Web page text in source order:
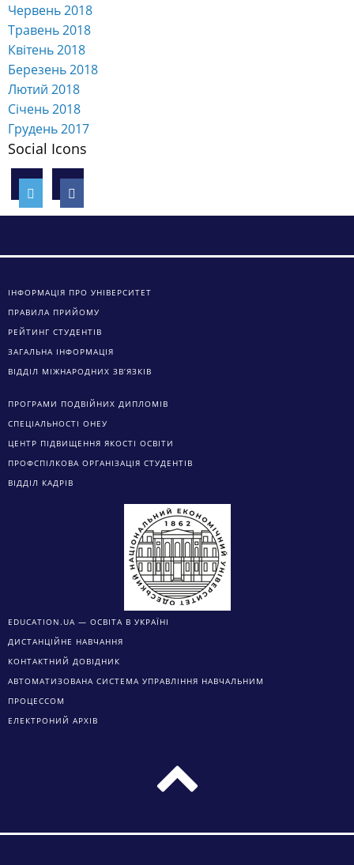
Червень 2018
Травень 2018
Квітень 2018
Березень 2018
Лютий 2018
Січень 2018
Грудень 2017
Social Icons
ІНФОРМАЦІЯ ПРО УНІВЕРСИТЕТ
ПРАВИЛА ПРИЙОМУ
РЕЙТИНГ СТУДЕНТІВ
ЗАГАЛЬНА ІНФОРМАЦІЯ
ВІДДІЛ МІЖНАРОДНИХ ЗВ’ЯЗКІВ
ПРОГРАМИ ПОДВІЙНИХ ДИПЛОМІВ
СПЕЦІАЛЬНОСТІ ОНЕУ
ЦЕНТР ПІДВИЩЕННЯ ЯКОСТІ ОСВІТИ
ПРОФСПІЛКОВА ОРГАНІЗАЦІЯ СТУДЕНТІВ
ВІДДІЛ КАДРІВ
EDUCATION.UA — ОСВІТА В УКРАЇНІ
ДИСТАНЦІЙНЕ НАВЧАННЯ
КОНТАКТНИЙ ДОВІДНИК
АВТОМАТИЗОВАНА СИСТЕМА УПРАВЛІННЯ НАВЧАЛЬНИМ
ПРОЦЕССОМ
ЕЛЕКТРОНИЙ АРХІВ